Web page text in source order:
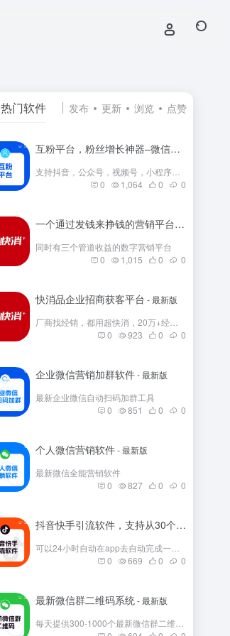
热门软件 发布 更新 浏览 点赞
互粉平台，粉丝增长神器–微信群互粉|互粉大师|互粉软件|互粉平台|互关互粉|微信公众号互粉|互粉盒子|互粉大厅
0
1,064 0 0
一个通过发钱来挣钱的营销平台
- 最新版
同时有三个管道收益的数字营销平台
0
1,015 0 0
快消品企业招商获客平台 - 最新版
0
923 0 0
企业微信营销加群软件- 最新版
最新企业微信自动扫码加群工具
0
851 0 0
个人微信营销软件- 最新版
最新微信全能营销软件
0
827 0 0
抖音快手引流软件，支持从30个平台引流
0
669 0 0
最新微信群二维码系统- 最新版